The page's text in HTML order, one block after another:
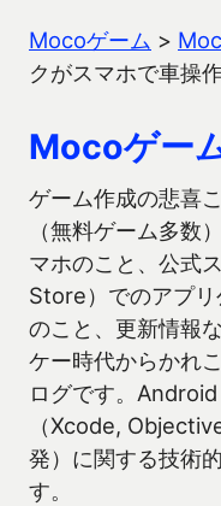
Mocoゲーム >
クがスマホで車操
Mocoゲー
ゲーム作成の悲喜
（無料ゲーム多数
マホのこと、公式
Store）でのアプ
のこと、更新情報
ケー時代からかれ
ログです。
（Xcode,
発）に関する技術
す。